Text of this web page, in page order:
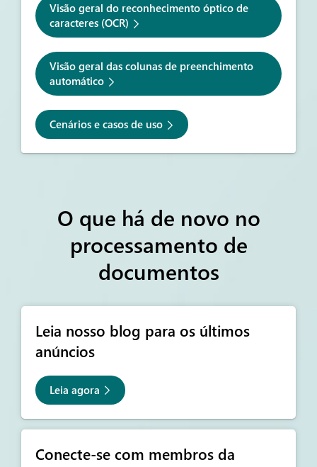
Visão geral do reconhecimento óptico de
caracteres (OCR)
Visão geral das colunas de preenchimento
automático
Cenários e casos de uso
O que há de novo no
processamento de
documentos
Leia nosso blog para os últimos
anúncios
Leia agora
Conecte-se com membros da